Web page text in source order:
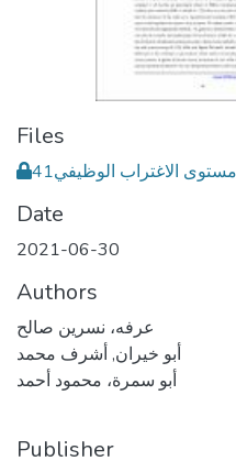
Files
Date
2021-06-30
Authors
عرفه، نسرين صالح
أبو خيران, أشرف محمد
أبو سمرة، محمود أحمد
Publisher